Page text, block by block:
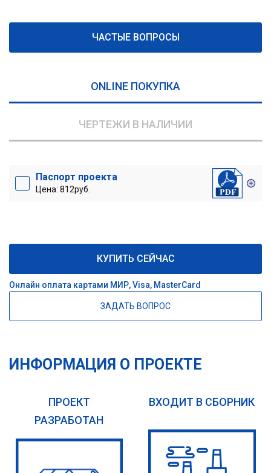
ЧАСТЫЕ ВОПРОСЫ
ONLINE ПОКУПКА
ЧЕРТЕЖИ В НАЛИЧИИ
Паспорт проекта
Цена: 812руб.
КУПИТЬ СЕЙЧАС
Онлайн оплата картами МИР, Visa, MasterCard
ЗАДАТЬ ВОПРОС
ИНФОРМАЦИЯ О ПРОЕКТЕ
ПРОЕКТ
РАЗРАБОТАН
ВХОДИТ В СБОРНИК